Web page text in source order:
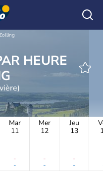
HEURE
Mar
11
-
-
Mer
12
-
-
Jeu
13
-
-